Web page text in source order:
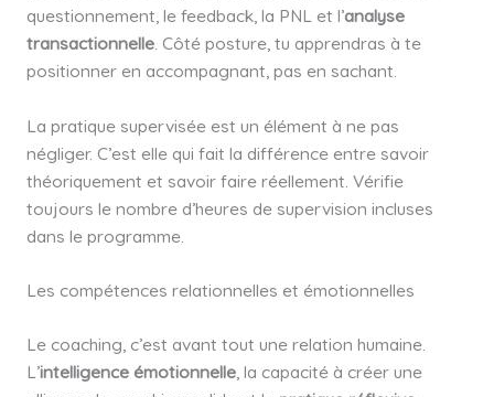
questionnement, le feedback, la PNL et l’analyse
transactionnelle. Côté posture, tu apprendras à te
positionner en accompagnant, pas en sachant.
La pratique supervisée est un élément à ne pas
négliger. C’est elle qui fait la différence entre savoir
théoriquement et savoir faire réellement. Vérifie
toujours le nombre d’heures de supervision incluses
dans le programme.
Les compétences relationnelles et émotionnelles
Le coaching, c’est avant tout une relation humaine.
L’intelligence émotionnelle, la capacité à créer une